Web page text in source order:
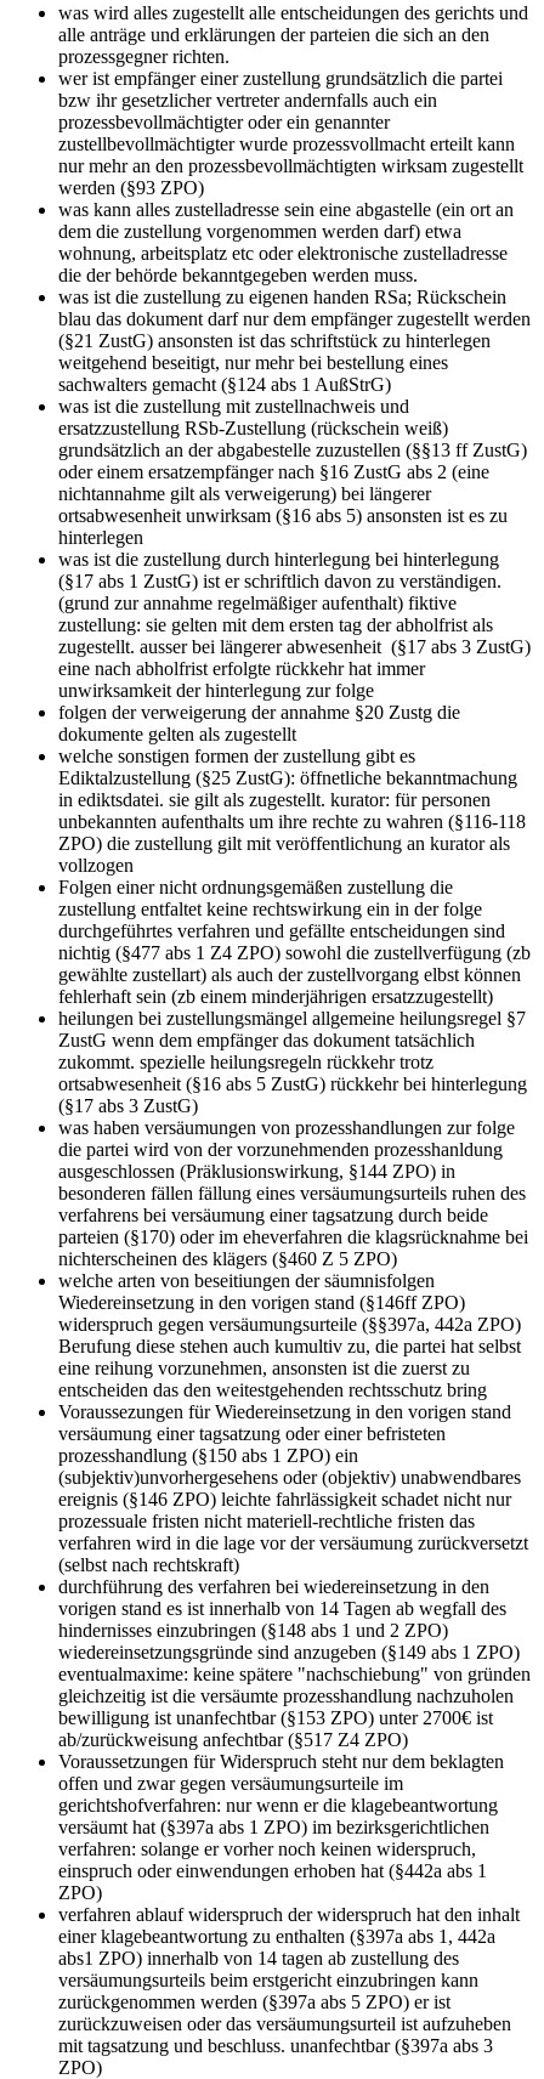
was wird alles zugestellt alle entscheidungen des gerichts und
alle anträge und erklärungen der parteien die sich an den
prozessgegner richten.
wer ist empfänger einer zustellung grundsätzlich die partei
bzw ihr gesetzlicher vertreter andernfalls auch ein
prozessbevollmächtigter oder ein genannter
zustellbevollmächtigter wurde prozessvollmacht erteilt kann
nur mehr an den prozessbevollmächtigten wirksam zugestellt
werden (§93 ZPO)
was kann alles zustelladresse sein eine abgastelle (ein ort an
dem die zustellung vorgenommen werden darf) etwa
wohnung, arbeitsplatz etc oder elektronische zustelladresse
die der behörde bekanntgegeben werden muss.
was ist die zustellung zu eigenen handen RSa; Rückschein
blau das dokument darf nur dem empfänger zugestellt werden
(§21 ZustG) ansonsten ist das schriftstück zu hinterlegen
weitgehend beseitigt, nur mehr bei bestellung eines
sachwalters gemacht (§124 abs 1 AußStrG)
was ist die zustellung mit zustellnachweis und
ersatzzustellung RSb-Zustellung (rückschein weiß)
grundsätzlich an der abgabestelle zuzustellen (§§13 ff ZustG)
oder einem ersatzempfänger nach §16 ZustG abs 2 (eine
nichtannahme gilt als verweigerung) bei längerer
ortsabwesenheit unwirksam (§16 abs 5) ansonsten ist es zu
hinterlegen
was ist die zustellung durch hinterlegung bei hinterlegung
(§17 abs 1 ZustG) ist er schriftlich davon zu verständigen.
(grund zur annahme regelmäßiger aufenthalt) fiktive
zustellung: sie gelten mit dem ersten tag der abholfrist als
zugestellt. ausser bei längerer abwesenheit (§17 abs 3 ZustG)
eine nach abholfrist erfolgte rückkehr hat immer
unwirksamkeit der hinterlegung zur folge
folgen der verweigerung der annahme §20 Zustg die
dokumente gelten als zugestellt
welche sonstigen formen der zustellung gibt es
Ediktalzustellung (§25 ZustG): öffnetliche bekanntmachung
in ediktsdatei. sie gilt als zugestellt. kurator: für personen
unbekannten aufenthalts um ihre rechte zu wahren (§116-118
ZPO) die zustellung gilt mit veröffentlichung an kurator als
vollzogen
Folgen einer nicht ordnungsgemäßen zustellung die
zustellung entfaltet keine rechtswirkung ein in der folge
durchgeführtes verfahren und gefällte entscheidungen sind
nichtig (§477 abs 1 Z4 ZPO) sowohl die zustellverfügung (zb
gewählte zustellart) als auch der zustellvorgang elbst können
fehlerhaft sein (zb einem minderjährigen ersatzzugestellt)
heilungen bei zustellungsmängel allgemeine heilungsregel §7
ZustG wenn dem empfänger das dokument tatsächlich
zukommt. spezielle heilungsregeln rückkehr trotz
ortsabwesenheit (§16 abs 5 ZustG) rückkehr bei hinterlegung
(§17 abs 3 ZustG)
was haben versäumungen von prozesshandlungen zur folge
die partei wird von der vorzunehmenden prozesshanldung
ausgeschlossen (Präklusionswirkung, §144 ZPO) in
besonderen fällen fällung eines versäumungsurteils ruhen des
verfahrens bei versäumung einer tagsatzung durch beide
parteien (§170) oder im eheverfahren die klagsrücknahme bei
nichterscheinen des klägers (§460 Z 5 ZPO)
welche arten von beseitiungen der säumnisfolgen
Wiedereinsetzung in den vorigen stand (§146ff ZPO)
widerspruch gegen versäumungsurteile (§§397a, 442a ZPO)
Berufung diese stehen auch kumultiv zu, die partei hat selbst
eine reihung vorzunehmen, ansonsten ist die zuerst zu
entscheiden das den weitestgehenden rechtsschutz bring
Voraussezungen für Wiedereinsetzung in den vorigen stand
versäumung einer tagsatzung oder einer befristeten
prozesshandlung (§150 abs 1 ZPO) ein
(subjektiv)unvorhergesehens oder (objektiv) unabwendbares
ereignis (§146 ZPO) leichte fahrlässigkeit schadet nicht nur
prozessuale fristen nicht materiell-rechtliche fristen das
verfahren wird in die lage vor der versäumung zurückversetzt
(selbst nach rechtskraft)
durchführung des verfahren bei wiedereinsetzung in den
vorigen stand es ist innerhalb von 14 Tagen ab wegfall des
hindernisses einzubringen (§148 abs 1 und 2 ZPO)
wiedereinsetzungsgründe sind anzugeben (§149 abs 1 ZPO)
eventualmaxime: keine spätere "nachschiebung" von gründen
gleichzeitig ist die versäumte prozesshandlung nachzuholen
bewilligung ist unanfechtbar (§153 ZPO) unter 2700€ ist
ab/zurückweisung anfechtbar (§517 Z4 ZPO)
Voraussetzungen für Widerspruch steht nur dem beklagten
offen und zwar gegen versäumungsurteile im
gerichtshofverfahren: nur wenn er die klagebeantwortung
versäumt hat (§397a abs 1 ZPO) im bezirksgerichtlichen
verfahren: solange er vorher noch keinen widerspruch,
einspruch oder einwendungen erhoben hat (§442a abs 1
ZPO)
verfahren ablauf widerspruch der widerspruch hat den inhalt
einer klagebeantwortung zu enthalten (§397a abs 1, 442a
abs1 ZPO) innerhalb von 14 tagen ab zustellung des
versäumungsurteils beim erstgericht einzubringen kann
zurückgenommen werden (§397a abs 5 ZPO) er ist
zurückzuweisen oder das versäumungsurteil ist aufzuheben
mit tagsatzung und beschluss. unanfechtbar (§397a abs 3
ZPO)